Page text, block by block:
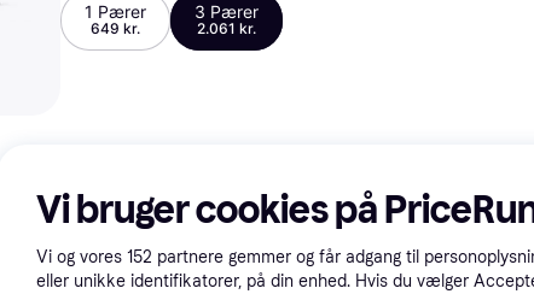
1 Pærer
649 kr.
3 Pærer
2.061 kr.
om produktet
Vi bruger cookies på
Vi og vores 152 partnere gemmer og får adgang til
eller unikke identifikatorer, på din enhed. Hvis du vælger